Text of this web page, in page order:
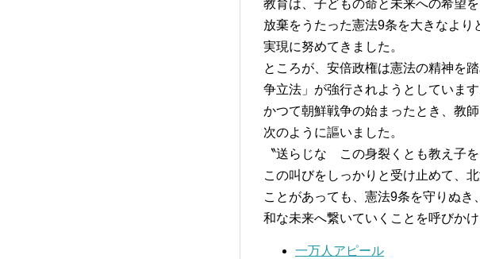
教育は、子どもの命と未来への希望
放棄をうたった憲法9条を大きなよ
実現に努めてきました。
ところが、安倍政権は憲法の精神を
争立法」が強行されようとしています
かつて朝鮮戦争の始まったとき、教
次のように謳いました。
〝送らじな この身裂くとも教え子
この叫びをしっかりと受け止めて、
ことがあっても、憲法9条を守りぬ
和な未来へ繋いていくことを呼びかけ
一万人アピール